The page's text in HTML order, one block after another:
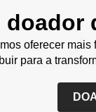
doador
oferecer
para a